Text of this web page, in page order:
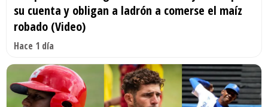
su cuenta y obligan a ladrón a comerse el maíz
robado (Video)
Hace 1 día